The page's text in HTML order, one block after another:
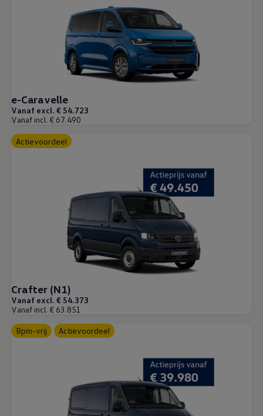
e-Caravelle
Vanaf excl. € 54.723
Vanaf incl. € 67.490
Actievoordeel
Crafter (N1)
Vanaf excl. € 54.373
Vanaf incl. € 63.851
Bpm-vrij Actievoordeel